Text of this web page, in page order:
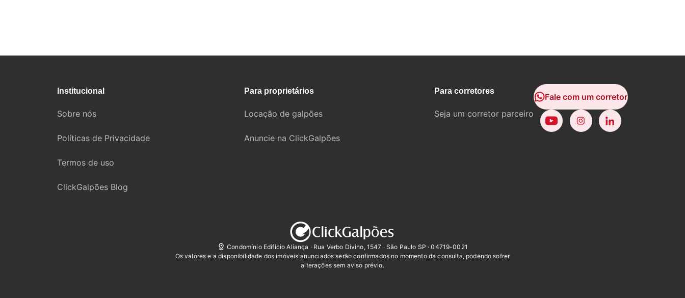
Institucional
Sobre nós
Políticas de Privacidade
Termos de uso
ClickGalpões Blog
Para proprietários
Locação de galpões
Anuncie na ClickGalpões
Para corretores
Seja um corretor parceiro
Fale com um corretor
Condomínio Edifício Aliança · Rua Verbo Divino, 1547 · São Paulo SP · 04719-0021
Os valores e a disponibilidade dos imóveis anunciados serão confirmados no momento da consulta, podendo sofrer
alterações sem aviso prévio.